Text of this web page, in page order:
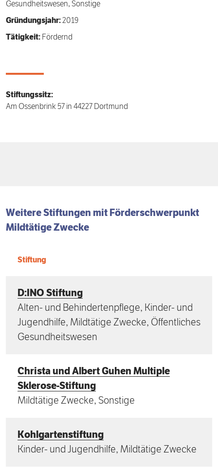
Gesundheitswesen, Sonstige
Gründungsjahr:2019
Tätigkeit: Fördernd
Stiftungssitz:
Am Ossenbrink 57 in 44227 Dortmund
Weitere Stiftungen mit Förder­schwerpunkt
Mildtätige Zwecke
Stiftung
D:INO Stiftung
Alten- und Behindertenpflege, Kinder- und
Jugendhilfe, Mildtätige Zwecke, Öffentliches
Gesundheitswesen
Christa und Albert Guhen Multiple
Sklerose-Stiftung
Mildtätige Zwecke, Sonstige
Kohlgartenstiftung
Kinder- und Jugendhilfe, Mildtätige Zwecke